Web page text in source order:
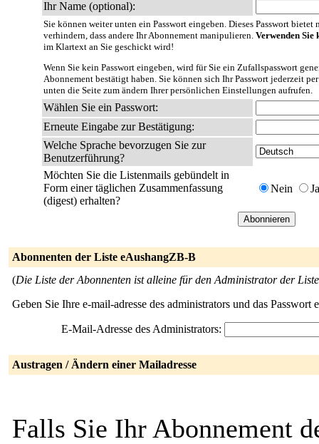
Ihr Name (optional):
Sie können weiter unten ein Passwort eingeben. Dieses Passwort
verhindern, dass andere Ihr Abonnement manipulieren. Verwenden Sie
im Klartext an Sie geschickt wird!
Wenn Sie kein Passwort eingeben, wird für Sie ein Zufallspasswort
Abonnement bestätigt haben. Sie können sich Ihr Passwort jederzeit
unten die Seite zum ändern Ihrer persönlichen Einstellungen aufrufen.
Wählen Sie ein Passwort:
Erneute Eingabe zur Bestätigung:
Welche Sprache bevorzugen Sie zur
Benutzerführung?
Möchten Sie die Listenmails gebündelt in
Form einer täglichen Zusammenfassung
(digest) erhalten?
Nein Ja
Abonnenten der Liste eAushangZB-B
(Die Liste der Abonnenten ist alleine für den Administrator der
Geben Sie Ihre e-mail-adresse des administrators und das
E-Mail-Adresse des Administrators:
Austragen / Ändern einer Mailadresse
Falls Sie Ihr Abonnement